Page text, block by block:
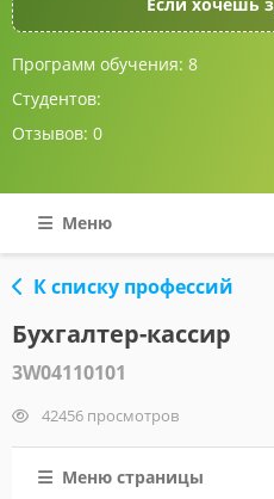
Программ обучения: 8
Студентов:
Отзывов: 0
Меню
К списку профессий
Бухгалтер-кассир
3W04110101
42456 просмотров
Меню страницы